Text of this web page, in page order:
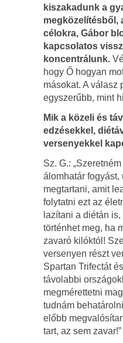
kiszakadunk a
megközelítésből,
célokra, Gábor
kapcsolatos
koncentrálunk.
hogy Ő hogyan
másokat. A válasz
egyszerűbb, mint
Mik a közeli és
edzésekkel,
versenyekkel
Sz. G.:
álomhatár fogyást,
megtartani, amit
folytatni ezt az
lazítani a diétán
történhet meg, ha
zavaró kilóktól!
versenyen részt
Spartan Trifectát
távolabbi
megmérettetni
tudnám
előbb
tart, az sem zavar!”